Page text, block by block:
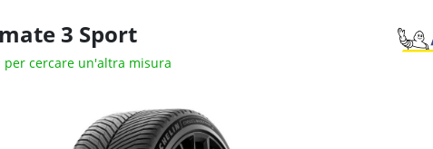
3 Sport
per cercare un'altra misura